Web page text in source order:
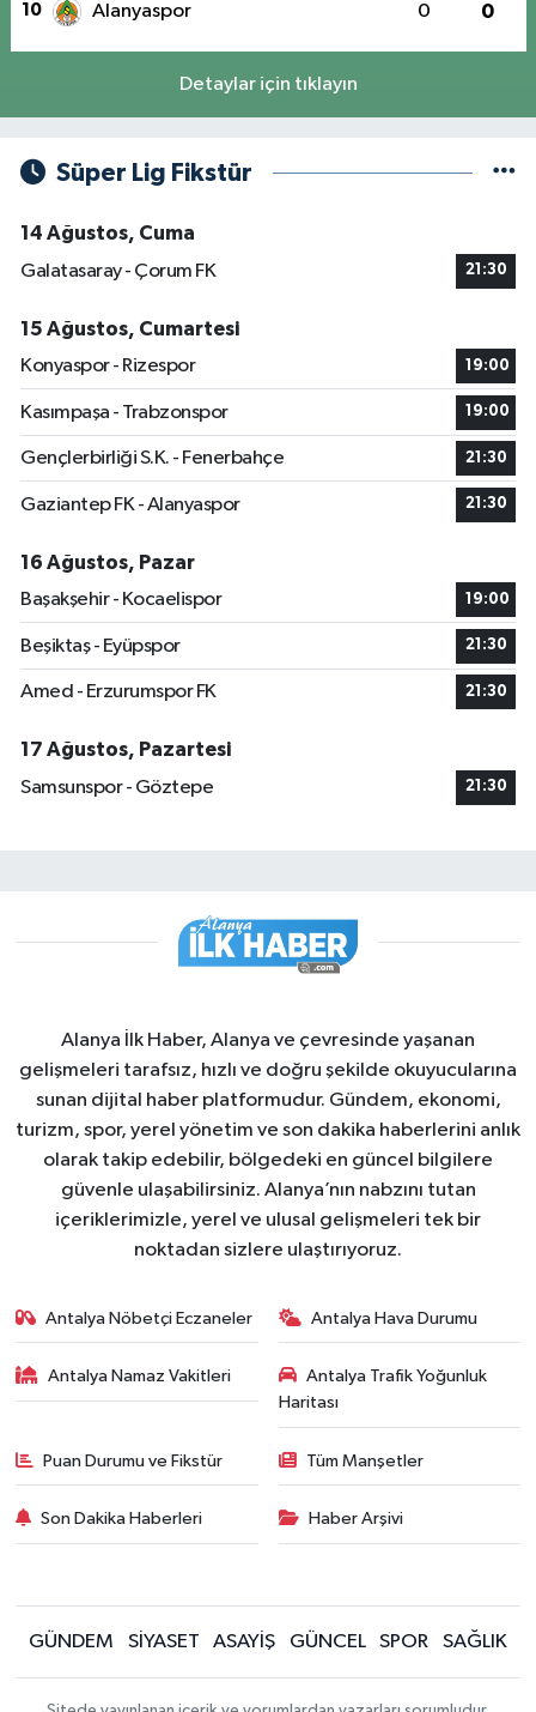
10 Alanyaspor 0 0
Detaylar için tıklayın
Süper Lig Fikstür
14 Ağustos, Cuma
Galatasaray - Çorum FK
21:30
15 Ağustos, Cumartesi
Konyaspor - Rizespor
19:00
Kasımpaşa - Trabzonspor 19:00
Gençlerbirliği S.K. - Fenerbahçe 21:30
Gaziantep FK - Alanyaspor 21:30
16 Ağustos, Pazar
Başakşehir - Kocaelispor
19:00
Beşiktaş - Eyüpspor 21:30
Amed - Erzurumspor FK 21:30
17 Ağustos, Pazartesi
Samsunspor - Göztepe
21:30
Alanya İlk Haber, Alanya ve çevresinde yaşanan
gelişmeleri tarafsız, hızlı ve doğru şekilde okuyucularına
sunan dijital haber platformudur. Gündem, ekonomi,
turizm, spor, yerel yönetim ve son dakika haberlerini anlık
olarak takip edebilir, bölgedeki en güncel bilgilere
güvenle ulaşabilirsiniz. Alanya’nın nabzını tutan
içeriklerimizle, yerel ve ulusal gelişmeleri tek bir
noktadan sizlere ulaştırıyoruz.
Antalya Nöbetçi Eczaneler Antalya Hava Durumu
Antalya Namaz Vakitleri
Antalya Trafik Yoğunluk
Haritası
Puan Durumu ve Fikstür Tüm Manşetler
Son Dakika Haberleri Haber Arşivi
GÜNDEM SİYASET ASAYİŞ GÜNCEL SPOR SAĞLIK